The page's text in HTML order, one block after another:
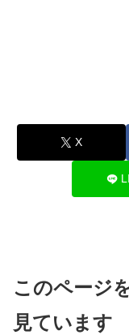
X
このページ
見ています